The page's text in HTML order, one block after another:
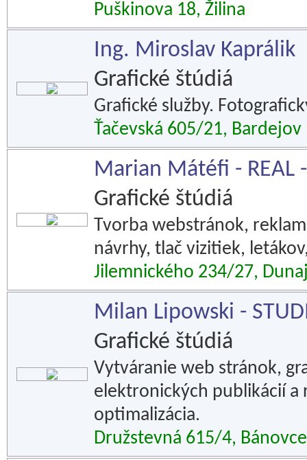
Puškinova 18, Žilina
Ing. Miroslav Kaprálik
Grafické štúdiá
Grafické služby.
Ťačevská 605/21, Bardejov
Marian Mátéfi - REAL
Grafické štúdiá
Tvorba webstránok,
návrhy, tlač vizitiek,
Jilemnického 234/27,
Milan Lipowski -
Grafické štúdiá
Vytváranie web stránok,
elektronických publikácií a
optimalizácia.
Družstevná 615/4,